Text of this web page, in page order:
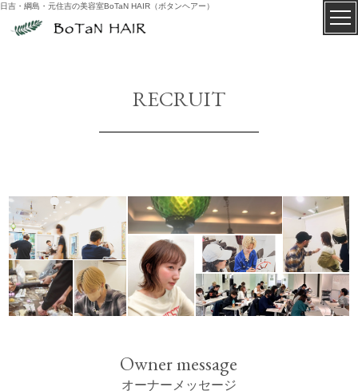
日吉・綱島・元住吉の美容室BoTaN HAIR（ボタンヘアー）
RECRUIT
Owner message
オーナーメッセージ